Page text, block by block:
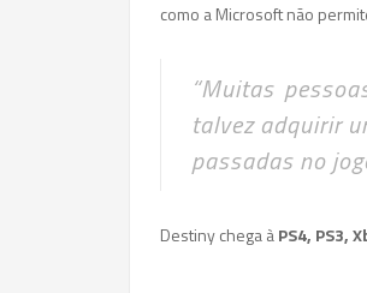
como a Microsoft não
“Muitas
talvez adquirir
passadas no
Destiny chega àPS4, PS3,